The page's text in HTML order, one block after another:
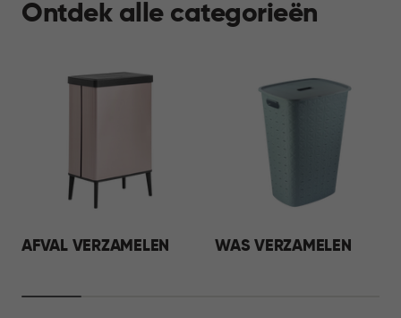
Ontdek alle categorieën
AFVAL VERZAMELEN WAS VERZAMELEN